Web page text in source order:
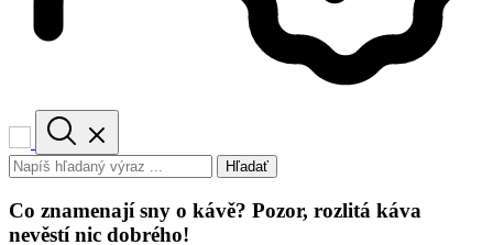
Hľadať
Co znamenají sny o kávě? Pozor, rozlitá káva
nevěstí nic dobrého!